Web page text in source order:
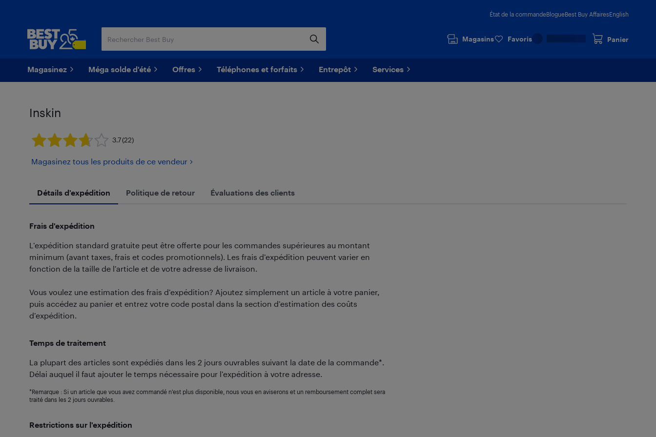
État de la commandeBlogueBest Buy AffairesEnglish
Magasins Favoris Panier
Magasinez Méga solde d'été Offres Téléphones et forfaits Entrepôt Services
Inskin
3.7(22)
Magasinez tous les produits de ce vendeur
Détails d’expédition Politique de retour Évaluations des clients
Frais d'expédition
L’expédition standard gratuite peut être offerte pour les commandes supérieures au montant
minimum (avant taxes, frais et codes promotionnels). Les frais d’expédition peuvent varier en
fonction de la taille de l’article et de votre adresse de livraison.
Vous voulez une estimation des frais d’expédition? Ajoutez simplement un article à votre panier,
puis accédez au panier et entrez votre code postal dans la section d’estimation des coûts
d’expédition.
Temps de traitement
La plupart des articles sont expédiés dans les 2 jours ouvrables suivant la date de la commande*.
Délai auquel il faut ajouter le temps nécessaire pour l’expédition à votre adresse.
*Remarque : Si un article que vous avez commandé n’est plus disponible, nous vous en aviserons et un remboursement complet sera
traité dans les 2 jours ouvrables.
Restrictions sur l'expédition